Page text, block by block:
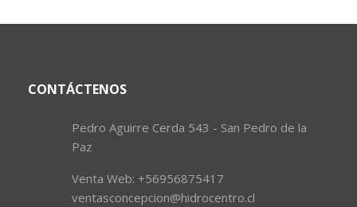
CONTÁCTENOS
Pedro Aguirre Cerda 543 - San Pedro de la
Paz
Venta Web: +56956875417
ventasconcepcion@hidrocentro.cl